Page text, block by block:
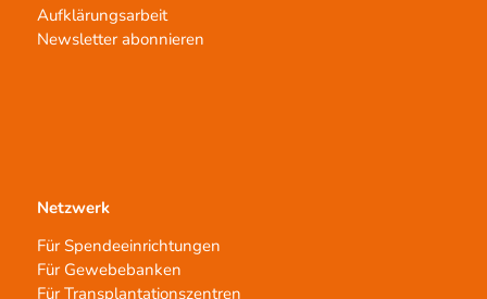
Aufklärungsarbeit
Newsletter abonnieren
Netzwerk
Für Spendeeinrichtungen
Für Gewebebanken
Für Transplantationszentren